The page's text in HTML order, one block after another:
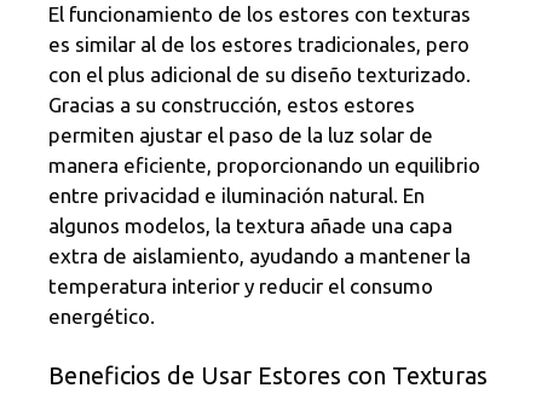
El funcionamiento de los estores con texturas
es similar al de los estores tradicionales, pero
con el plus adicional de su diseño texturizado.
Gracias a su construcción, estos estores
permiten ajustar el paso de la luz solar de
manera eficiente, proporcionando un equilibrio
entre privacidad e iluminación natural. En
algunos modelos, la textura añade una capa
extra de aislamiento, ayudando a mantener la
temperatura interior y reducir el consumo
energético.
Beneficios de Usar Estores con Texturas